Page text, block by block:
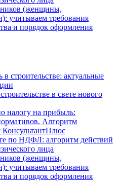
(женщины,
учитываем требования
и порядок оформления
строительстве: актуальные
в свете нового
налогу на прибыль:
Алгоритм
по НДФЛ: алгоритм действий
лица
(женщины,
учитываем требования
и порядок оформления